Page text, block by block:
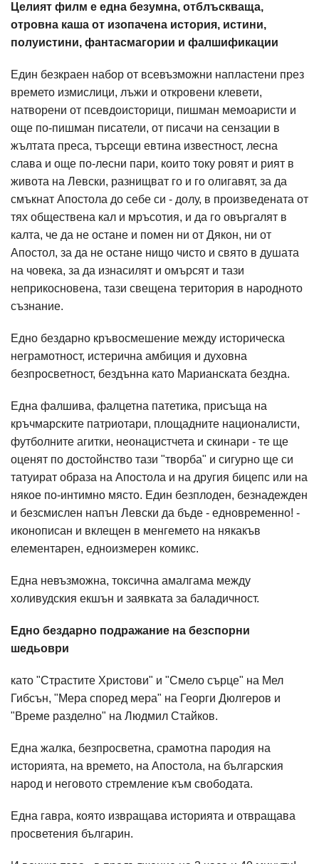
Целият филм е една безумна, отблъскваща,
отровна каша от изопачена история, истини,
полуистини, фантасмагории и фалшификации
Един безкраен набор от всевъзможни напластени през
времето измислици, лъжи и откровени клевети,
натворени от псевдоисторици, пишман мемоаристи и
още по-пишман писатели, от писачи на сензации в
жълтата преса, търсещи евтина известност, лесна
слава и още по-лесни пари, които току ровят и рият в
живота на Левски, разнищват го и го олигавят, за да
смъкнат Апостола до себе си - долу, в произведената от
тях обществена кал и мръсотия, и да го овъргалят в
калта, че да не остане и помен ни от Дякон, ни от
Апостол, за да не остане нищо чисто и свято в душата
на човека, за да изнасилят и омърсят и тази
неприкосновена, тази свещена територия в народното
съзнание.
Едно бездарно кръвосмешение между историческа
неграмотност, истерична амбиция и духовна
безпросветност, бездънна като Марианската бездна.
Една фалшива, фалцетна патетика, присъща на
кръчмарските патриотари, площадните националисти,
футболните агитки, неонацистчета и скинари - те ще
оценят по достойнство тази "творба" и сигурно ще си
татуират образа на Апостола и на другия бицепс или на
някое по-интимно място. Един безплоден, безнадежден
и безсмислен напън Левски да бъде - едновременно! -
иконописан и вклещен в менгемето на някакъв
елементарен, едноизмерен комикс.
Една невъзможна, токсична амалгама между
холивудския екшън и заявката за баладичност.
Едно бездарно подражание на безспорни
шедьоври
като "Страстите Христови" и "Смело сърце" на Мел
Гибсън, "Мера според мера" на Георги Дюлгеров и
"Време разделно" на Людмил Стайков.
Една жалка, безпросветна, срамотна пародия на
историята, на времето, на Апостола, на българския
народ и неговото стремление към свободата.
Една гавра, която извращава историята и отвращава
просветения българин.